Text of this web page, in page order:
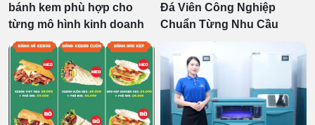
bánh kem phù hợp cho
từng mô hình kinh doanh
Đá Viên Công Nghiệp
Chuẩn Từng Nhu Cầu